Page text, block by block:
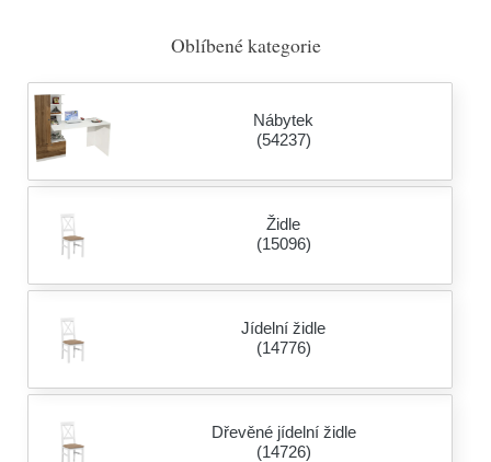
Oblíbené kategorie
Nábytek
(54237)
Židle
(15096)
Jídelní židle
(14776)
Dřevěné jídelní židle
(14726)